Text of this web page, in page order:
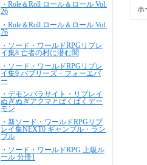
・Role＆Roll ロール＆ロール Vol.
26
・Role＆Roll ロール＆ロール Vol.
76
・ソード・ワールドRPGリプレ
イ集8 亡者の村に潜む闇
・ソード・ワールドRPGリプレ
イ集9 バブリーズ・フォーエバ
ー
・デモンパラサイト・リプレイ
ぬぎぬぎアクマとぱくぱくデー
モン
・新ソード・ワールドRPGリプ
レイ集NEXT0 ギャンブル・ラン
ブル
・ソード・ワールドRPG 上級ル
ール 分冊1
ホ